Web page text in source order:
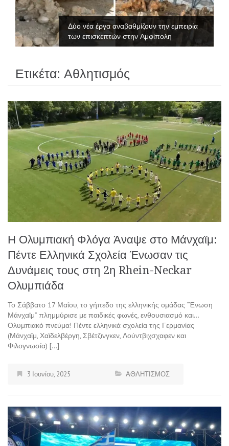
Δύο νέα έργα αναβαθμίζουν την εμπειρία
των επισκεπτών στην Αμφίπολη
Ετικέτα: Αθλητισμός
Η Ολυμπιακή Φλόγα Άναψε στο Μάνχαϊμ:
Πέντε Ελληνικά Σχολεία Ένωσαν τις
Δυνάμεις τους στη 2η Rhein-Neckar
Ολυμπιάδα
Το Σάββατο 17 Μαΐου, το γήπεδο της ελληνικής ομάδας “Ένωση
Μάνχαϊμ” πλημμύρισε με παιδικές φωνές, ενθουσιασμό και…
Ολυμπιακό πνεύμα! Πέντε ελληνικά σχολεία της Γερμανίας
(Μάνχαϊμ, Χαϊδελβέργη, Σβέτζινγκεν, Λούντβιχσχαφεν και
Φιλογνωσία) […]
3 Ιουνίου, 2025 ΑΘΛΗΤΙΣΜΟΣ